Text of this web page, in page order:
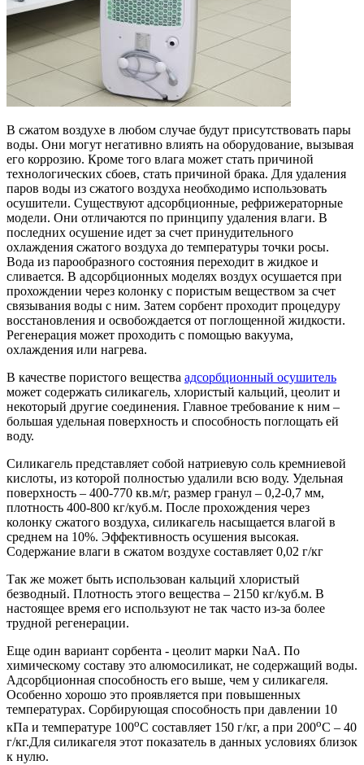
В сжатом воздухе в любом случае будут присутствовать пары
воды. Они могут негативно влиять на оборудование, вызывая
его коррозию. Кроме того влага может стать причиной
технологических сбоев, стать причиной брака. Для удаления
паров воды из сжатого воздуха необходимо использовать
осушители. Существуют адсорбционные, рефрижераторные
модели. Они отличаются по принципу удаления влаги. В
последних осушение идет за счет принудительного
охлаждения сжатого воздуха до температуры точки росы.
Вода из парообразного состояния переходит в жидкое и
сливается. В адсорбционных моделях воздух осушается при
прохождении через колонку с пористым веществом за счет
связывания воды с ним. Затем сорбент проходит процедуру
восстановления и освобождается от поглощенной жидкости.
Регенерация может проходить с помощью вакуума,
охлаждения или нагрева.
В качестве пористого вещества адсорбционный осушитель
может содержать силикагель, хлористый кальций, цеолит и
некоторый другие соединения. Главное требование к ним –
большая удельная поверхность и способность поглощать ей
воду.
Силикагель представляет собой натриевую соль кремниевой
кислоты, из которой полностью удалили всю воду. Удельная
поверхность – 400-770 кв.м/г, размер гранул – 0,2-0,7 мм,
плотность 400-800 кг/куб.м. После прохождения через
колонку сжатого воздуха, силикагель насыщается влагой в
среднем на 10%. Эффективность осушения высокая.
Содержание влаги в сжатом воздухе составляет 0,02 г/кг
Так же может быть использован кальций хлористый
безводный. Плотность этого вещества – 2150 кг/куб.м. В
настоящее время его используют не так часто из-за более
трудной регенерации.
Еще один вариант сорбента - цеолит марки NaA. По
химическому составу это алюмосиликат, не содержащий воды.
Адсорбционная способность его выше, чем у силикагеля.
Особенно хорошо это проявляется при повышенных
температурах. Сорбирующая способность при давлении 10
кПа и температуре 100оС составляет 150 г/кг, а при 200оС – 40
г/кг.Для силикагеля этот показатель в данных условиях близок
к нулю.